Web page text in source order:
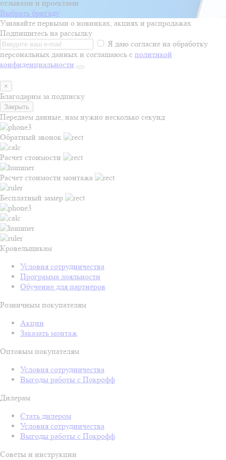
отзывами и проектами
Выбрать бригаду
Узнавайте первыми о новинках, акциях и распродажах
Подпишитесь на рассылку
Я даю согласие на обработку
персональных данных и соглашаюсь с политикой
конфиденциальности
×
Благодарим за подписку
Закрыть
Передаем данные, нам нужно несколько секунд
Обратный звонок
Расчет стоимости
Расчет стоимости монтажа
Бесплатный замер
Кровельщикам
Условия сотрудничества
Программа лояльности
Обучение для партнёров
Розничным покупателям
Акции
Заказать монтаж
Оптовым покупателям
Условия сотрудничества
Выгоды работы с Покрофф
Дилерам
Стать дилером
Условия сотрудничества
Выгоды работы с Покрофф
Советы и инструкции